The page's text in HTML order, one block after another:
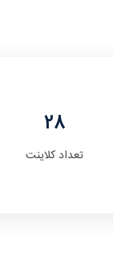
28
تعداد کلاینت